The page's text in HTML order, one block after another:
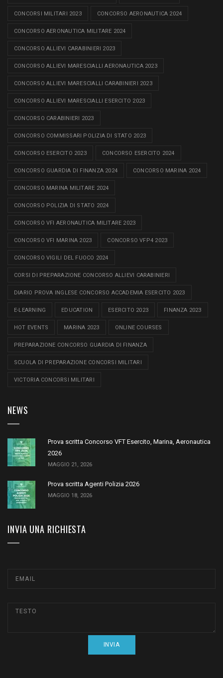
CONCORSI MILITARI 2023 CONCORSO AERONAUTICA 2024
CONCORSO AERONAUTICA MILITARE 2024
CONCORSO ALLIEVI CARABINIERI 2023
CONCORSO ALLIEVI MARESCIALLI AERONAUTICA 2023
CONCORSO ALLIEVI MARESCIALLI CARABINIERI 2023
CONCORSO ALLIEVI MARESCIALLI ESERCITO 2023
CONCORSO CARABINIERI 2023
CONCORSO COMMISSARI POLIZIA DI STATO 2023
CONCORSO ESERCITO 2023 CONCORSO ESERCITO 2024
CONCORSO GUARDIA DI FINANZA 2024 CONCORSO MARINA 2024
CONCORSO MARINA MILITARE 2024
CONCORSO POLIZIA DI STATO 2024
CONCORSO VFI AERONAUTICA MILITARE 2023
CONCORSO VFI MARINA 2023 CONCORSO VFP4 2023
CONCORSO VIGILI DEL FUOCO 2024
CORSI DI PREPARAZIONE CONCORSO ALLIEVI CARABINIERI
DIARIO PROVA INGLESE CONCORSO ACCADEMIA ESERCITO 2023
E-LEARNING EDUCATION ESERCITO 2023 FINANZA 2023
HOT EVENTS MARINA 2023 ONLINE COURSES
PREPARAZIONE CONCORSO GUARDIA DI FINANZA
SCUOLA DI PREPARAZIONE CONCORSI MILITARI
VICTORIA CONCORSI MILITARI
NEWS
Prova scritta Concorso VFT Esercito, Marina, Aeronautica
2026
MAGGIO 21, 2026
Prova scritta Agenti Polizia 2026
MAGGIO 18, 2026
INVIA UNA RICHIESTA